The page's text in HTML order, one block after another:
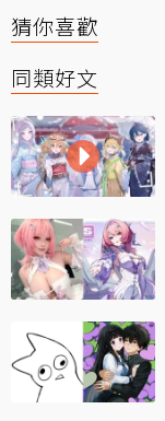
猜你喜歡
同類好文